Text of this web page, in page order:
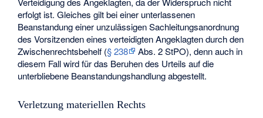
erfolgt ist. Gleiches gilt bei einer unterlassenen
Beanstandung einer unzulässigen Sachleitungsanordnung
des Vorsitzenden eines verteidigten Angeklagten durch den
Zwischenrechtsbehelf (§ 238
Abs. 2 StPO), denn auch in
diesem Fall wird für das Beruhen des Urteils auf die
unterbliebene Beanstandungshandlung abgestellt.
Verletzung materiellen Rechts